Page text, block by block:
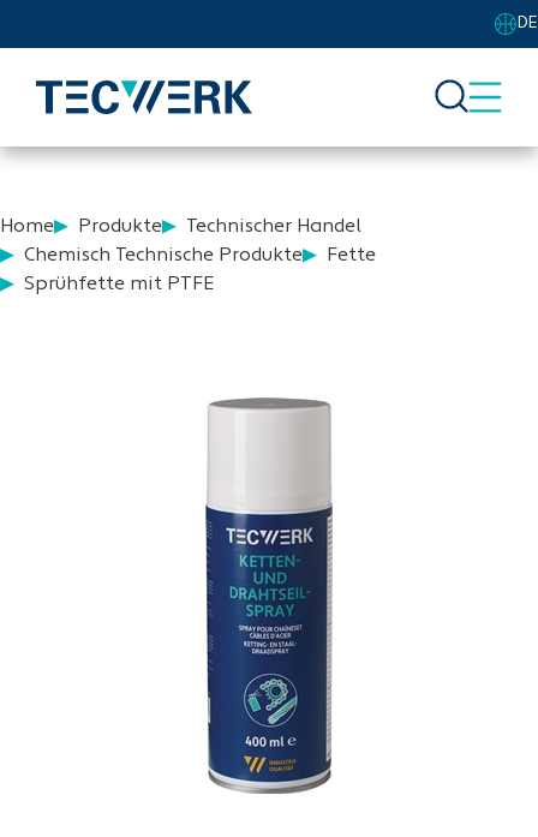
DE
Home Produkte
Technischer Handel
Chemisch Technische Produkte
Fette
Sprühfette mit PTFE